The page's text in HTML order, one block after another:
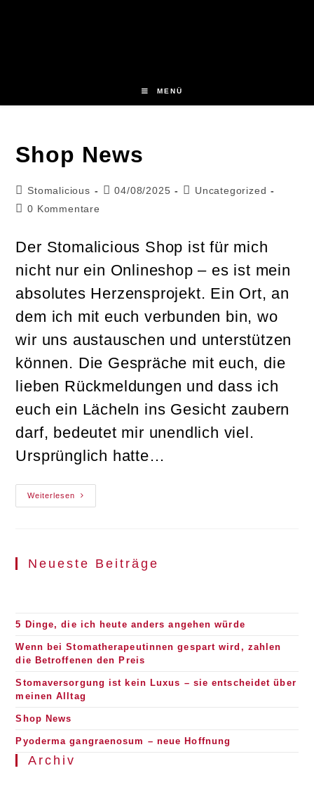
MENÜ
Shop News
Beitrags-
Autor:
Stomalicious
Beitrag
04/08/2025
Beitrags-
Uncategorized
Beitrags-
0 Kommentare
Der Stomalicious Shop ist für mich
nicht nur ein Onlineshop – es ist mein
absolutes Herzensprojekt. Ein Ort, an
dem ich mit euch verbunden bin, wo
wir uns austauschen und unterstützen
können. Die Gespräche mit euch, die
lieben Rückmeldungen und dass ich
euch ein Lächeln ins Gesicht zaubern
darf, bedeutet mir unendlich viel.
Ursprünglich hatte…
Weiterlesen
Shop
News
Neueste Beiträge
5 Dinge, die ich heute anders angehen würde
Wenn bei Stomatherapeutinnen gespart wird, zahlen
die Betroffenen den Preis
Stomaversorgung ist kein Luxus – sie entscheidet über
meinen Alltag
Shop News
Pyoderma gangraenosum – neue Hoffnung
Archiv